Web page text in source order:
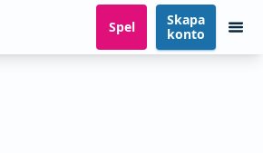
Spel
Skapa
konto